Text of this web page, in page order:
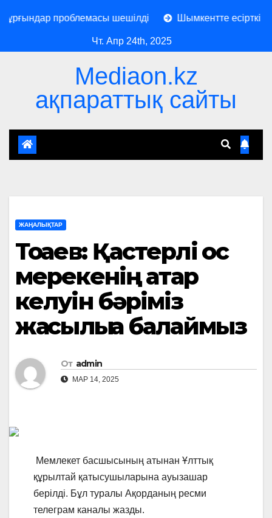
проблемасы шешілді Шымкентте есірткі
Чт. Апр 24th, 2025
Mediaon.kz
ақпараттық сайты
ЖАҢАЛЫҚТАР
Тоқаев: Қастерлі қос
мерекенің қатар
келуін бәріміз
жақсылыққа балаймыз
От admin
МАР 14, 2025
Мемлекет басшысының атынан Ұлттық
құрылтай қатысушыларына ауызашар
берілді. Бұл туралы Ақорданың ресми
телеграм каналы жазды.